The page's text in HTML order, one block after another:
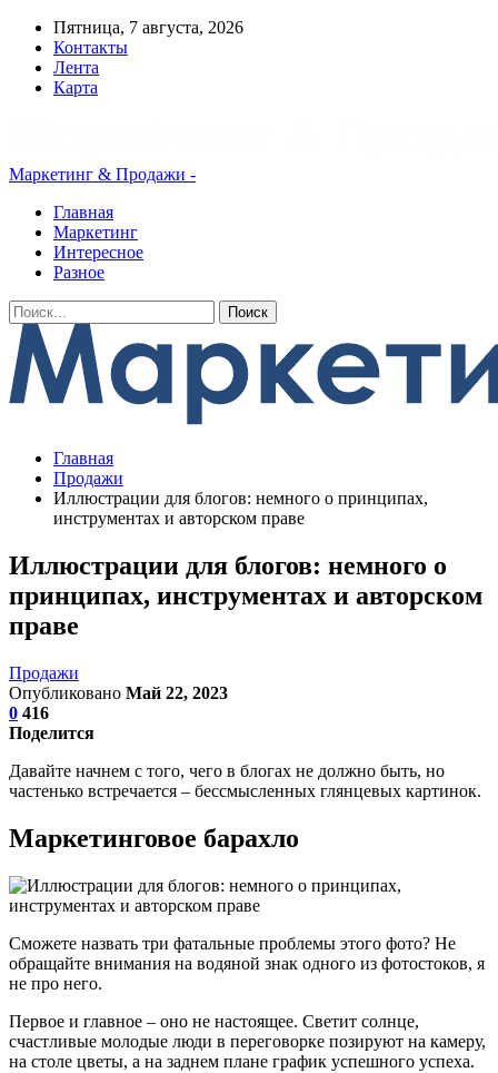
Пятница, 7 августа, 2026
Контакты
Лента
Карта
Маркетинг & Продажи -
Главная
Маркетинг
Интересное
Разное
Главная
Продажи
Иллюстрации для блогов: немного о принципах,
инструментах и авторском праве
Иллюстрации для блогов: немного о
принципах, инструментах и авторском
праве
Продажи
Опубликовано Май 22, 2023
0 416
Поделится
Давайте начнем с того, чего в блогах не должно быть, но
частенько встречается – бессмысленных глянцевых картинок.
Маркетинговое барахло
Сможете назвать три фатальные проблемы этого фото? Не
обращайте внимания на водяной знак одного из фотостоков, я
не про него.
Первое и главное – оно не настоящее. Светит солнце,
счастливые молодые люди в переговорке позируют на камеру,
на столе цветы, а на заднем плане график успешного успеха.